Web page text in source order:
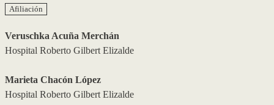
Afiliación
Veruschka Acuña Merchán
Hospital Roberto Gilbert Elizalde
Marieta Chacón López
Hospital Roberto Gilbert Elizalde